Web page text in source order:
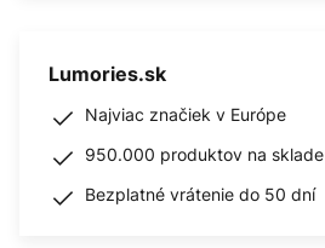
Lumories.sk
Najviac značiek v Európe
950.000 produktov na sklade
Bezplatné vrátenie do 50 dní